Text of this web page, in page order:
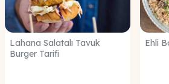
Lahana Salatalı Tavuk
Burger Tarifi
Ehli